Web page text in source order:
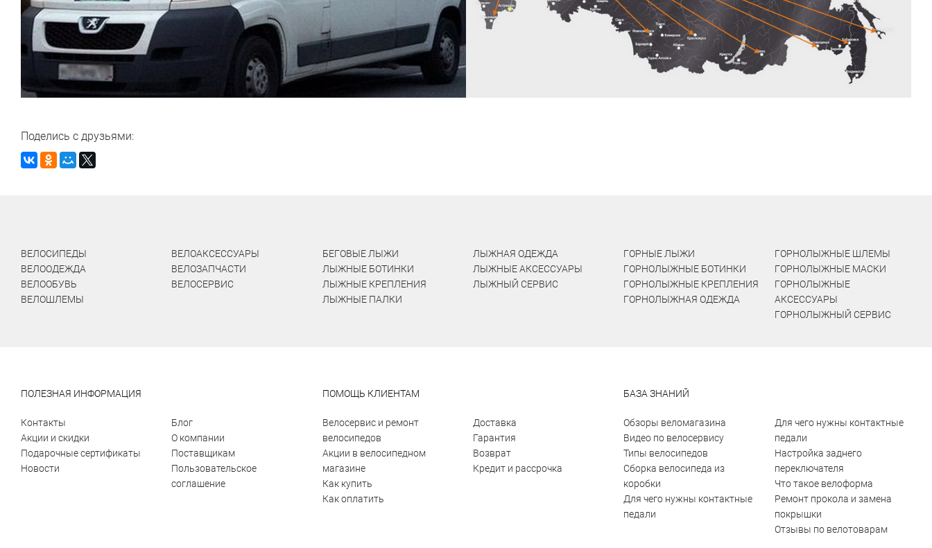
Поделись с друзьями:
ВЕЛОСИПЕДЫ
ВЕЛООДЕЖДА
ВЕЛООБУВЬ
ВЕЛОШЛЕМЫ
ВЕЛОАКСЕССУАРЫ
ВЕЛОЗАПЧАСТИ
ВЕЛОСЕРВИС
БЕГОВЫЕ ЛЫЖИ
ЛЫЖНЫЕ БОТИНКИ
ЛЫЖНЫЕ КРЕПЛЕНИЯ
ЛЫЖНЫЕ ПАЛКИ
ЛЫЖНАЯ ОДЕЖДА
ЛЫЖНЫЕ АКСЕССУАРЫ
ЛЫЖНЫЙ СЕРВИС
ГОРНЫЕ ЛЫЖИ
ГОРНОЛЫЖНЫЕ БОТИНКИ
ГОРНОЛЫЖНЫЕ КРЕПЛЕНИЯ
ГОРНОЛЫЖНАЯ ОДЕЖДА
ГОРНОЛЫЖНЫЕ ШЛЕМЫ
ГОРНОЛЫЖНЫЕ МАСКИ
ГОРНОЛЫЖНЫЕ
АКСЕССУАРЫ
ГОРНОЛЫЖНЫЙ СЕРВИС
ПОЛЕЗНАЯ ИНФОРМАЦИЯ
Контакты
Акции и скидки
Подарочные сертификаты
Новости
Блог
О компании
Поставщикам
Пользовательское
соглашение
ПОМОЩЬ КЛИЕНТАМ
Велосервис и ремонт
велосипедов
Акции в велосипедном
магазине
Как купить
Как оплатить
Доставка
Гарантия
Возврат
Кредит и рассрочка
БАЗА ЗНАНИЙ
Обзоры веломагазина
Видео по велосервису
Типы велосипедов
Сборка велосипеда из
коробки
Для чего нужны контактные
педали
Для чего нужны контактные
педали
Настройка заднего
переключателя
Что такое велоформа
Ремонт прокола и замена
покрышки
Отзывы по велотоварам